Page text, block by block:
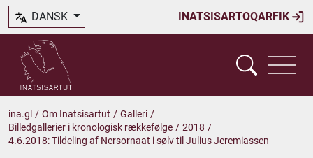
INATSISARTOQARFIK
DANSK
ina.gl / Om Inatsisartut / Galleri /
Billedgallerier i kronologisk rækkefølge / 2018 /
4.6.2018: Tildeling af Nersornaat i sølv til Julius Jeremiassen